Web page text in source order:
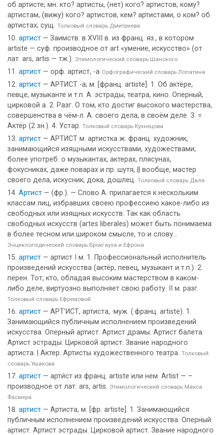
об артисте; мн. кто? артисты, (нет) кого? артистов, кому?
артистам, (вижу) кого? артистов, кем? артистами, о ком? об
артистах; сущ. Толковый словарь Дмитриева
артист — Заимств. в XVIII в. из франц. яз., в котором
artiste — суф. производное от art «умение, искусство» (от
лат. ars, artis — тж.). Этимологический словарь Шанского
артист — орф. артист, -а Орфографический словарь Лопатина
артист — АРТИСТ -а; м. [франц. artiste]. 1. Об актёре,
певце, музыканте и т.п. А. эстрады, театра, кино. Оперный,
цирковой а. 2. Разг. О том, кто достиг высокого мастерства,
совершенства в чём-л. А. своего дела, в своём деле. 3. =
Актёр (2 зн.). 4. Устар. Толковый словарь Кузнецова
артист — АРТИСТ м. артистка ж. франц. художник,
занимающийся изящными искусствами, художествами;
более употреб. о музыкантах, актерах, плясунах,
фокусниках, даже поварах и пр. шутя, || вообще, мастер
своего дела, искусник, дока, дошлец. Толковый словарь Даля
Артист — (фр.). — Слово А. прилагается к нескольким
классам лиц, избравших своею профессиею какое-либо из
свободных или изящных искусств. Так как область
свободных искусств (artes liberales) может быть понимаема
в более тесном или широком смысле, то и слову...
Энциклопедический словарь Брокгауза и Ефрона
артист — артист I м. 1. Профессиональный исполнитель
произведений искусства (актёр, певец, музыкант и т.п.). 2.
перен. Тот, кто, обладая высоким мастерством в каком-
либо деле, виртуозно выполняет свою работу. II м. разг.
Толковый словарь Ефремовой
артист — АРТ’ИСТ, артиста, ·муж. (·франц. artiste). 1.
Занимающийся публичным исполнением произведений
искусства. Оперный артист. Артист драмы. Артист балета.
Артист эстрады. Цирковой артист. Звание народного
артиста. | Актер. Артисты художественного театра. Толковый
словарь Ушакова
артист — арти́ст из франц. artiste или нем. Artist — –
производное от лат. ars, artis. Этимологический словарь Макса
Фасмера
артист — Артиста, м. [фр. artiste]. 1. Занимающийся
публичным исполнением произведений искусства. Оперный
артист. Артист эстрады. Цирковой артист. Звание народного